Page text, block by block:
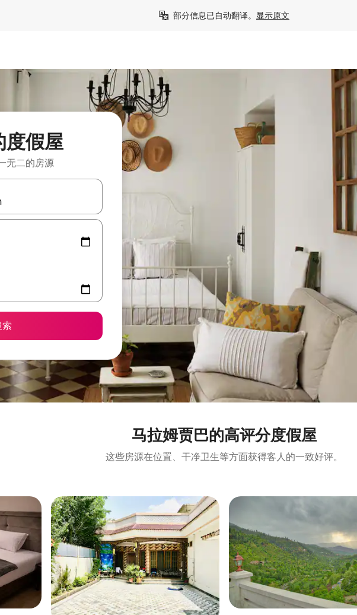
部分信息已自动翻译。 显示原文
度假屋
无二的房源
向键查看，或通过点击或滑动手势浏览。
马拉姆贾巴的高评分度假屋
这些房源在位置、干净卫生等方面获得客人的一致好评。